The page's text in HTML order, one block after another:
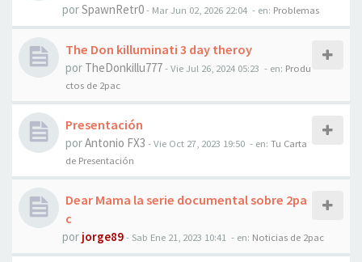
porSpawnRetr0- Mar Jun 02, 2026 22:04 - en: Problemas
The Don killuminati 3 day theroy
por TheDonkillu777-Vie Jul 26, 2024 05:23 - en: Produ
ctos de 2pac
Presentación
porAntonio FX3 -Vie Oct 27, 2023 19:50 - en: Tu Carta
de Presentación
Dear Mama la serie documental sobre 2pa
c
por jorge89- Sab Ene 21, 2023 10:41 - en: Noticias de 2pac